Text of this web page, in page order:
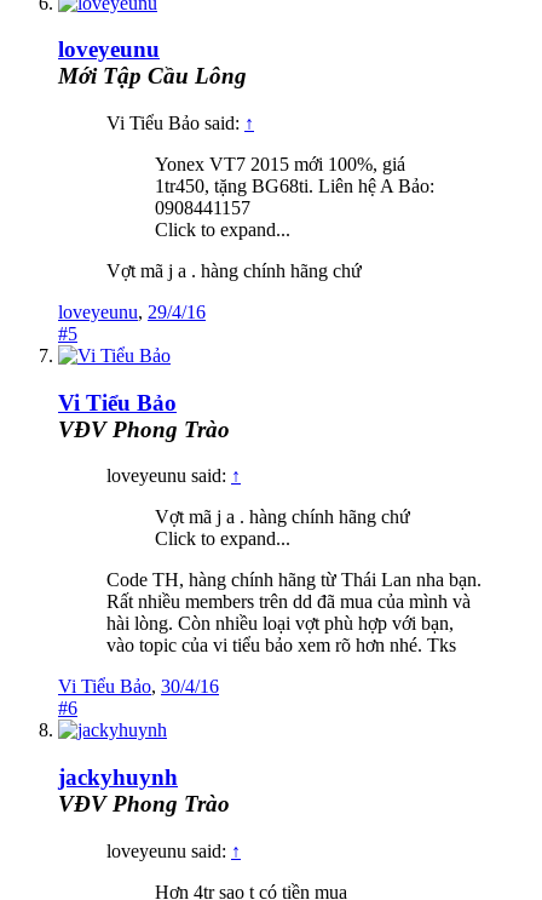
loveyeunu
Mới Tập Cầu Lông
Vi Tiểu Bảo said: ↑
Yonex VT7 2015 mới 100%, giá
1tr450, tặng BG68ti. Liên hệ A Bảo:
0908441157
Click to expand...
Vợt mã j a . hàng chính hãng chứ
loveyeunu, 29/4/16
#5
Vi Tiểu Bảo
VĐV Phong Trào
loveyeunu said: ↑
Vợt mã j a . hàng chính hãng chứ
Click to expand...
Code TH, hàng chính hãng từ Thái Lan nha bạn.
Rất nhiều members trên dd đã mua của mình và
hài lòng. Còn nhiều loại vợt phù hợp với bạn,
vào topic của vi tiểu bảo xem rõ hơn nhé. Tks
Vi Tiểu Bảo, 30/4/16
#6
jackyhuynh
VĐV Phong Trào
loveyeunu said: ↑
Hơn 4tr sao t có tiền mua